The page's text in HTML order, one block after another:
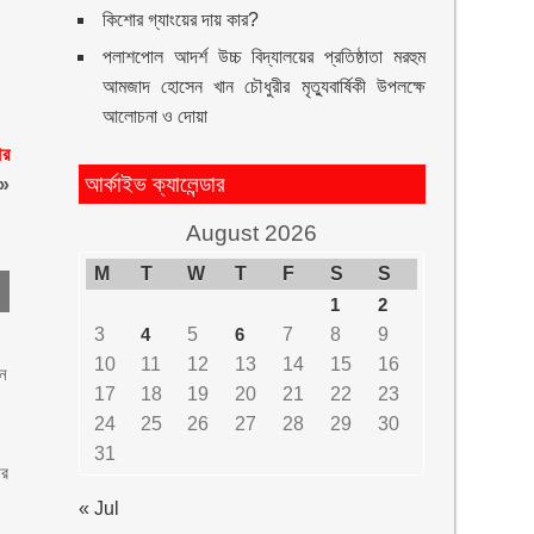
কিশোর গ্যাংয়ের দায় কার?
পলাশপোল আদর্শ উচ্চ বিদ্যালয়ের প্রতিষ্ঠাতা মরহুম
আমজাদ হোসেন খান চৌধুরীর মৃত্যুবার্ষিকী উপলক্ষে
আলোচনা ও দোয়া
আর্কাইভ ক্যালেন্ডার
August 2026
M T W T F S
S
1
2
3
4 5 6 7 8
9
10
11 12 13 14 15
16
17
18 19 20 21 22
23
24
25 26 27 28 29
30
31
« Jul